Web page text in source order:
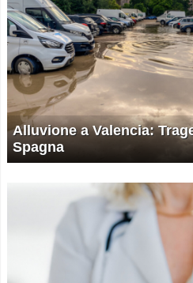
Alluvione a Valencia:
Spagna